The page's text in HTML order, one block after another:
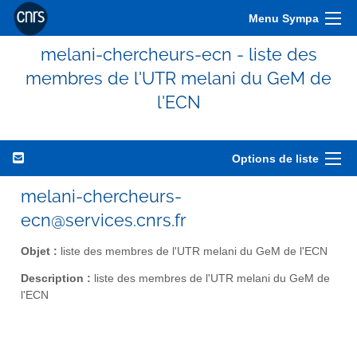
Menu Sympa
melani-chercheurs-ecn - liste des
membres de l'UTR melani du GeM de
l'ECN
Options de liste
melani-chercheurs-
ecn@services.cnrs.fr
Objet : liste des membres de l'UTR melani du GeM de l'ECN
Description : liste des membres de l'UTR melani du GeM de
l'ECN